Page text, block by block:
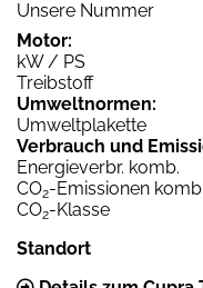
Unsere Nummer
Motor:
kW / PS
Treibstoff
Umweltnormen:
Umweltplakette
Verbrauch und
Energieverbr. komb.
CO2-Emissionen komb.
CO2-Klasse
Standort